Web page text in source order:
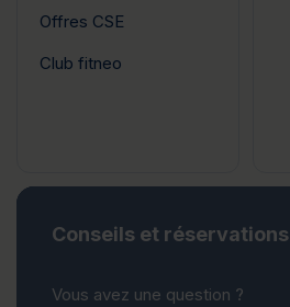
Offres CSE
Club fitneo
Conseils et réservations
Vous avez une question ?